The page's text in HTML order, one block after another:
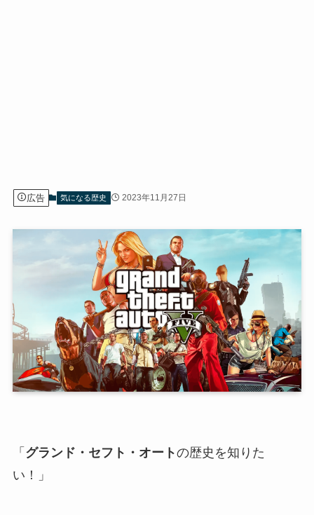
広告 気になる歴史 2023年11月27日
「 グランド・セフト・オートの歴史を知りた
い！」